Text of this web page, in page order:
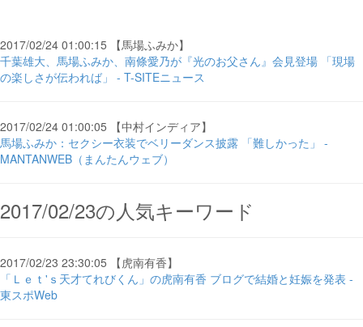
2017/02/24 01:00:15 【馬場ふみか】
千葉雄大、馬場ふみか、南條愛乃が『光のお父さん』会見登場 「現場
の楽しさが伝われば」 - T-SITEニュース
2017/02/24 01:00:05 【中村インディア】
馬場ふみか：セクシー衣装でベリーダンス披露 「難しかった」 -
MANTANWEB（まんたんウェブ）
2017/02/23の人気キーワード
2017/02/23 23:30:05 【虎南有香】
「Ｌｅｔ'ｓ天才てれびくん」の虎南有香 ブログで結婚と妊娠を発表 -
東スポWeb